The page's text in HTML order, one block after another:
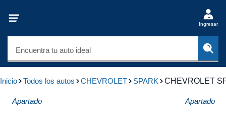
Ingresar
Encuentra tu auto ideal
Inicio Todos los autos CHEVROLET SPARK CHEVROLET
Apartado Apartado